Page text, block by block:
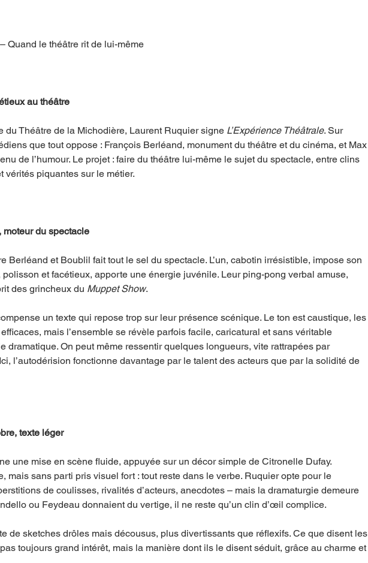
le théâtre rit de lui-même
au théâtre
du Théâtre de la Michodière, Laurent Ruquier signe L’Expérience Théâtrale. Sur
que tout oppose : François Berléand, monument du théâtre et du cinéma, et Max
de l’humour. Le projet : faire du théâtre lui-même le sujet du spectacle, entre clins
vérités piquantes sur le métier.
moteur du spectacle
Berléand et Boublil fait tout le sel du spectacle. L’un, cabotin irrésistible, impose son
polisson et facétieux, apporte une énergie juvénile. Leur ping-pong verbal amuse,
des grincheux du Muppet Show.
un texte qui repose trop sur leur présence scénique. Le ton est caustique, les
mais l’ensemble se révèle parfois facile, caricatural et sans véritable
dramatique. On peut même ressentir quelques longueurs, vite rattrapées par
l’autodérision fonctionne davantage par le talent des acteurs que par la solidité de
texte léger
une mise en scène fluide, appuyée sur un décor simple de Citronelle Dufay.
mais sans parti pris visuel fort : tout reste dans le verbe. Ruquier opte pour le
de coulisses, rivalités d’acteurs, anecdotes – mais la dramaturgie demeure
ou Feydeau donnaient du vertige, il ne reste qu’un clin d’œil complice.
de sketches drôles mais décousus, plus divertissants que réflexifs. Ce que disent les
toujours grand intérêt, mais la manière dont ils le disent séduit, grâce au charme et